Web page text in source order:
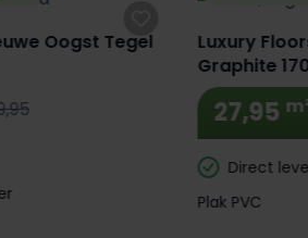
Oogst Tegel
Luxury
Graphite
27,95
Direct
Plak PVC